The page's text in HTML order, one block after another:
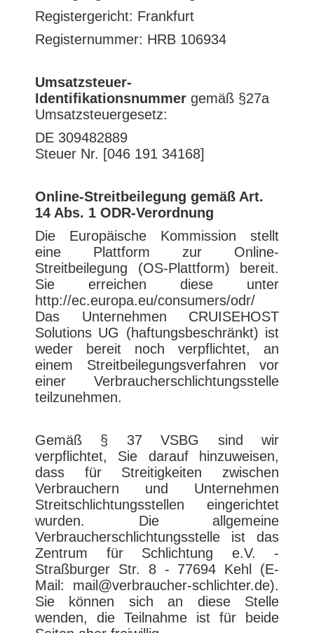
Registergericht: Frankfurt
Registernummer: HRB 106934
Umsatzsteuer-
Identifikationsnummer gemäß §27a
Umsatzsteuergesetz:
DE 309482889
Steuer Nr. [046 191 34168]
Online-Streitbeilegung gemäß Art.
14 Abs. 1 ODR-Verordnung
Die Europäische Kommission stellt
eine Plattform zur Online-
Streitbeilegung (OS-Plattform) bereit.
Sie erreichen diese unter
http://ec.europa.eu/consumers/odr/
Das Unternehmen CRUISEHOST
Solutions UG (haftungsbeschränkt) ist
weder bereit noch verpflichtet, an
einem Streitbeilegungsverfahren vor
einer Verbraucherschlichtungsstelle
teilzunehmen.
Gemäß § 37 VSBG sind wir
verpflichtet, Sie darauf hinzuweisen,
dass für Streitigkeiten zwischen
Verbrauchern und Unternehmen
Streitschlichtungsstellen eingerichtet
wurden. Die allgemeine
Verbraucherschlichtungsstelle ist das
Zentrum für Schlichtung e.V. -
Straßburger Str. 8 - 77694 Kehl (E-
Mail: mail@verbraucher-schlichter.de).
Sie können sich an diese Stelle
wenden, die Teilnahme ist für beide